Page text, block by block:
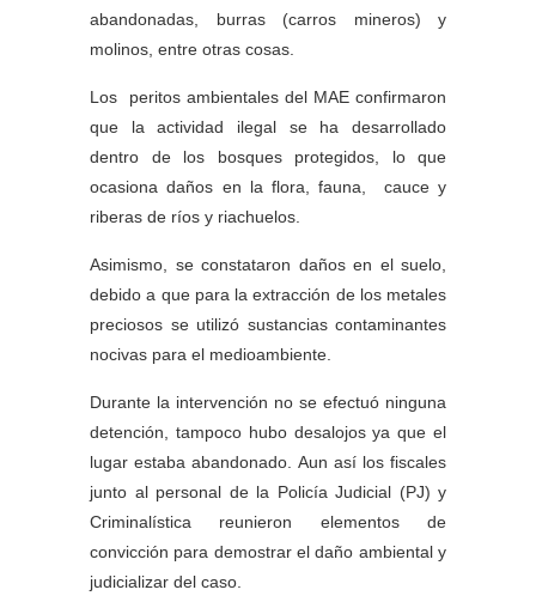
abandonadas, burras (carros mineros) y
molinos, entre otras cosas.
Los peritos ambientales del MAE confirmaron
que la actividad ilegal se ha desarrollado
dentro de los bosques protegidos, lo que
ocasiona daños en la flora, fauna, cauce y
riberas de ríos y riachuelos.
Asimismo, se constataron daños en el suelo,
debido a que para la extracción de los metales
preciosos se utilizó sustancias contaminantes
nocivas para el medioambiente.
Durante la intervención no se efectuó ninguna
detención, tampoco hubo desalojos ya que el
lugar estaba abandonado. Aun así los fiscales
junto al personal de la Policía Judicial (PJ) y
Criminalística reunieron elementos de
convicción para demostrar el daño ambiental y
judicializar del caso.